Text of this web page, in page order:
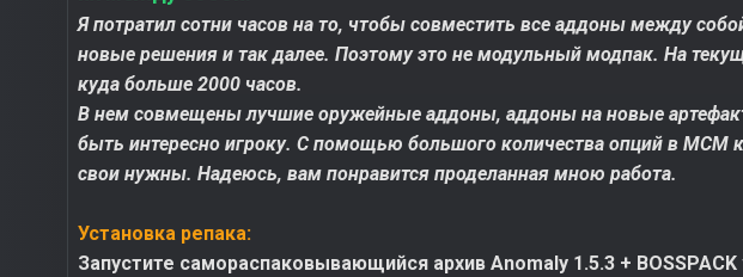
Я потратил сотни часов на то, чтобы совместить все аддоны между
новые решения и так далее. Поэтому это не модульный модпак. На
куда больше 2000 часов.
В нем совмещены лучшие оружейные аддоны, аддоны на новые
быть интересно игроку. С помощью большого количества опций в МСМ
свои нужны. Надеюсь, вам понравится проделанная мною работа.
Установка репака:
Запустите самораспаковывающийся архив Anomaly 1.5.3 +